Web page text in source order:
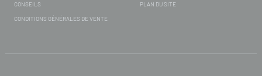
CONSEILS
CONDITIONS GÉNÉRALES DE VENTE
PLAN DU SITE